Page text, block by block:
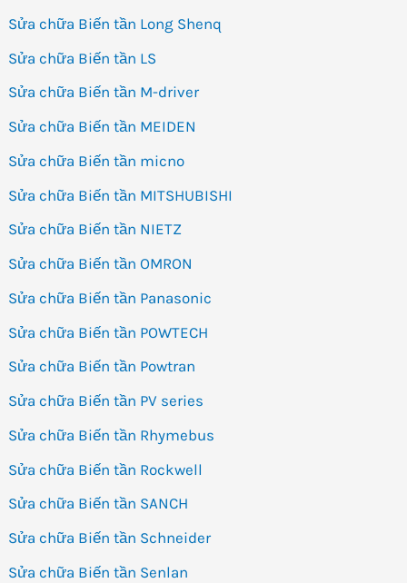
Sửa chữa Biến tần Long Shenq
Sửa chữa Biến tần LS
Sửa chữa Biến tần M-driver
Sửa chữa Biến tần MEIDEN
Sửa chữa Biến tần micno
Sửa chữa Biến tần MITSHUBISHI
Sửa chữa Biến tần NIETZ
Sửa chữa Biến tần OMRON
Sửa chữa Biến tần Panasonic
Sửa chữa Biến tần POWTECH
Sửa chữa Biến tần Powtran
Sửa chữa Biến tần PV series
Sửa chữa Biến tần Rhymebus
Sửa chữa Biến tần Rockwell
Sửa chữa Biến tần SANCH
Sửa chữa Biến tần Schneider
Sửa chữa Biến tần Senlan